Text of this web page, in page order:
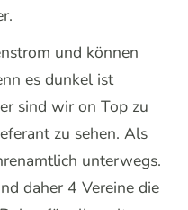
und können
es dunkel ist
sind wir on Top zu
zu sehen. Als
unterwegs.
daher 4 Vereine die